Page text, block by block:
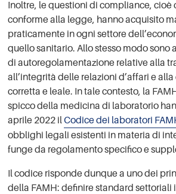
Inoltre, le questioni di compliance,
conforme alla legge, hanno acquisito
praticamente in ogni settore
quello sanitario. Allo stesso modo sono
di autoregolamentazione relative alla
all’integrità delle relazioni d’affari e alla
corretta e leale. In tale contesto, la
spicco della medicina di laboratorio
aprile 2022 ilCodice dei laboratori
obblighi legali esistenti in materia di
funge da regolamento specifico e
Il codice risponde dunque a uno dei
della FAMH: definire standard settoriali